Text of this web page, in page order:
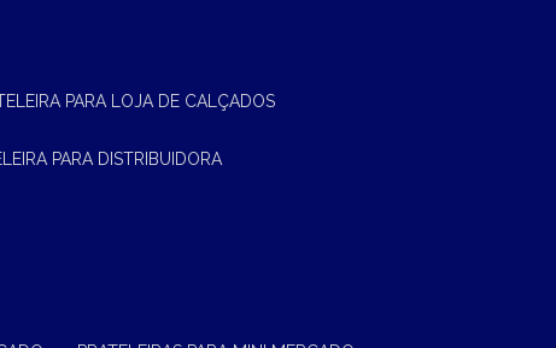
PARA LOJA DE CALÇADOS
PARA DISTRIBUIDORA